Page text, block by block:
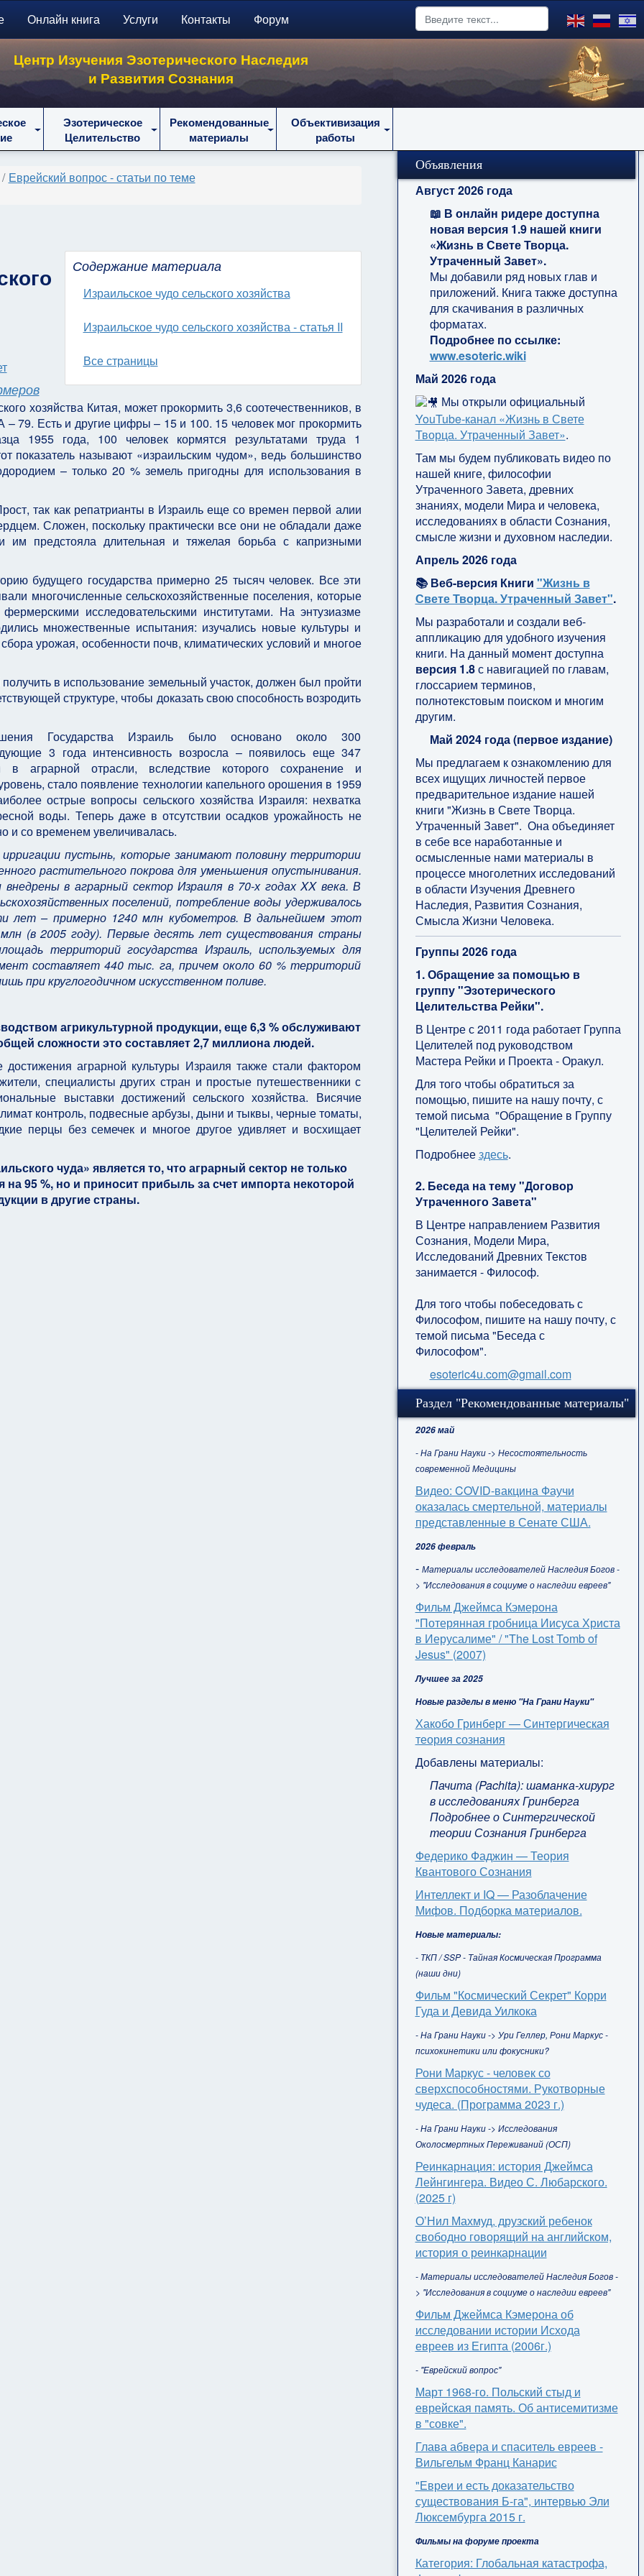
Онлайн книга Услуги Контакты Форум
Центр Изучения Эзотерического Наследия
и Развития Сознания
Эзотерическое
Целительство
Рекомендованные
материалы
Объективизация
работы
Еврейский вопрос - статьи по теме
Содержание материала
Израильское чудо сельского хозяйства
Израильское чудо сельского хозяйства - статья II
Все страницы
хозяйства Китая, может прокормить 3,6 соотечественников, в
79. Есть и другие цифры – 15 и 100. 15 человек мог прокормить
1955 года, 100 человек кормятся результатами труда 1
показатель называют «израильским чудом», ведь большинство
– только 20 % земель пригодны для использования в
так как репатрианты в Израиль еще со времен первой алии
Сложен, поскольку практически все они не обладали даже
предстояла длительная и тяжелая борьба с капризными
будущего государства примерно 25 тысяч человек. Все эти
многочисленные сельскохозяйственные поселения, которые
исследовательскими институтами. На энтузиазме
множественные испытания: изучались новые культуры и
урожая, особенности почв, климатических условий и многое
в использование земельный участок, должен был пройти
структуре, чтобы доказать свою способность возродить
Государства Израиль было основано около 300
3 года интенсивность возросла – появилось еще 347
аграрной отрасли, вследствие которого сохранение и
стало появление технологии капельного орошения в 1959
острые вопросы сельского хозяйства Израиля: нехватка
воды. Теперь даже в отсутствии осадков урожайность не
и со временем увеличивалась.
пустынь, которые занимают половину территории
растительного покрова для уменьшения опустынивания.
в аграрный сектор Израиля в 70-х годах XX века. В
поселений, потребление воды удерживалось
лет – примерно 1240 млн кубометров. В дальнейшем этот
(в 2005 году). Первые десять лет существования страны
территорий государства Израиль, используемых для
составляет 440 тыс. га, причем около 60 % территорий
при круглогодичном искусственном поливе.
агрикультурной продукции, еще 6,3 % обслуживают
сложности это составляет 2,7 миллиона людей.
аграрной культуры Израиля также стали фактором
специалисты других стран и простые путешественники с
выставки достижений сельского хозяйства. Висячие
контроль, подвесные арбузы, дыни и тыквы, черные томаты,
перцы без семечек и многое другое удивляет и восхищает
чуда» является то, что аграрный сектор не только
на 95 %, но и приносит прибыль за счет импорта некоторой
в другие страны.
о еврейском народе, его религии и истории
еврейских беженцев в 1938 год
Объявления
Август 2026 года
📖 В онлайн ридере доступна
новая версия 1.9 нашей книги
«Жизнь в Свете Творца.
Утраченный Завет».
Мы добавили ряд новых глав и
приложений. Книга также доступна
для скачивания в различных
форматах.
Подробнее по ссылке:
www.esoteric.wiki
Май 2026 года
Мы открыли официальный
YouTube‑канал «Жизнь в Свете
Творца. Утраченный Завет».
Там мы будем публиковать видео по
нашей книге, философии
Утраченного Завета, древних
знаниях, модели Мира и человека,
исследованиях в области Сознания,
смысле жизни и духовном наследии.
Апрель 2026 года
📚 Веб-версия Книги "Жизнь в
Свете Творца. Утраченный Завет".
Мы разработали и создали веб-
аппликацию для удобного изучения
книги. На данный момент доступна
версия 1.8с навигацией по главам,
глоссарием терминов,
полнотекстовым поиском и многим
другим.
Май 2024 года (первое издание)
Мы предлагаем к ознакомлению для
всех ищущих личностей первое
предварительное издание нашей
книги "Жизнь в Свете Творца.
Утраченный Завет". Она объединяет
в себе все наработанные и
осмысленные нами материалы в
процессе многолетних исследований
в области Изучения Древнего
Наследия, Развития Сознания,
Смысла Жизни Человека.
Группы 2026 года
1. Обращение за помощью в
группу "Эзотерического
Целительства Рейки".
В Центре с 2011 года работает Группа
Целителей под руководством
Мастера Рейки и Проекта - Оракул.
Для того чтобы обратиться за
помощью, пишите на нашу почту, с
темой письма "Обращение в Группу
"Целителей Рейки".
Подробнеездесь.
2. Беседа на тему "Договор
Утраченного Завета"
В Центре направлением Развития
Сознания, Модели Мира,
Исследований Древних Текстов
занимается - Философ.
Для того чтобы побеседовать с
Философом, пишите на нашу почту, с
темой письма "Беседа с
Философом".
esoteric4u.com@gmail.com
Раздел "Рекомендованные материалы"
2026 май
- На Грани Науки -> Несостоятельность
современной Медицины
Видео: COVID-вакцина Фаучи
оказалась смертельной, материалы
представленные в Сенате США.
2026 февраль
- Материалы исследователей Наследия Богов -
> "Исследования в социуме о наследии евреев"
Фильм Джеймса Кэмерона
"Потерянная гробница Иисуса Христа
в Иерусалиме" / "The Lost Tomb of
Jesus" (2007)
Лучшее за 2025
Новые разделы в меню "На Грани Науки"
Хакобо Гринберг — Синтергическая
теория сознания
Добавлены материалы:
Пачита (Pachita): шаманка-хирург
в исследованиях Гринберга
Подробнее о Синтергической
теории Сознания Гринберга
Федерико Фаджин — Теория
Квантового Сознания
Интеллект и IQ — Разоблачение
Мифов. Подборка материалов.
Новые материалы:
- ТКП / SSP - Тайная Космическая Программа
(наши дни)
Фильм "Космический Секрет" Корри
Гуда и Девида Уилкока
- На Грани Науки -> Ури Геллер, Рони Маркус -
психокинетики или фокусники?
Рони Маркус - человек со
сверхспособностями. Рукотворные
чудеса. (Программа 2023 г.)
- На Грани Науки -> Исследования
Околосмертных Переживаний (ОСП)
Реинкарнация: история Джеймса
Лейнгингера. Видео С. Любарского.
(2025 г)
О’Нил Махмуд, друзский ребенок
свободно говорящий на английском,
история о реинкарнации
- Материалы исследователей Наследия Богов -
> "Исследования в социуме о наследии евреев"
Фильм Джеймса Кэмерона об
исследовании истории Исхода
евреев из Египта (2006г.)
- "Еврейский вопрос"
Март 1968-го. Польский стыд и
еврейская память. Об антисемитизме
в "совке".
Глава абвера и спаситель евреев -
Вильгельм Франц Канарис
"Евреи и есть доказательство
существования Б-га", интервью Эли
Люксембурга 2015 г.
Фильмы на форуме проекта
Категория: Глобальная катастрофа,